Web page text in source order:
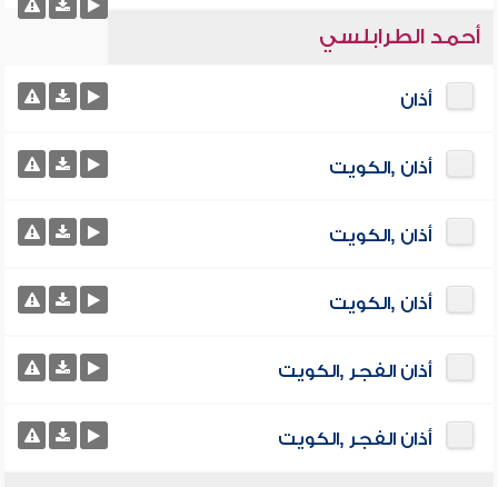
أحمد الطرابلسي
أذان
أذان ,الكويت
أذان ,الكويت
أذان ,الكويت
أذان الفجر ,الكويت
أذان الفجر ,الكويت